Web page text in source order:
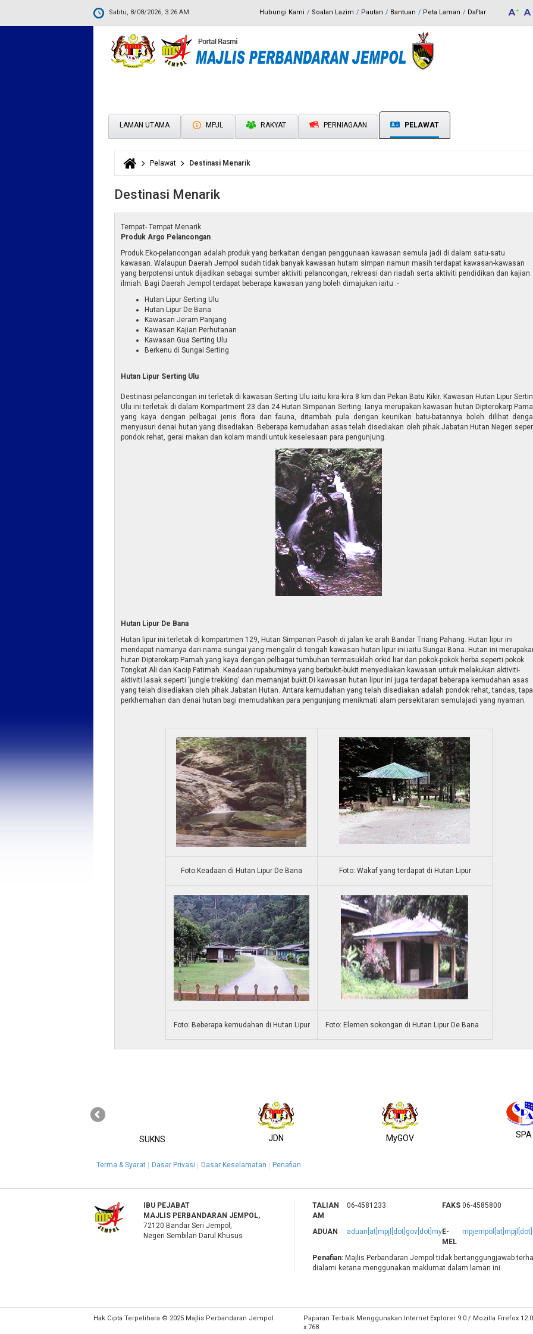
Sabtu, 8/08/2026, 3:26 AM Hubungi Kami Soalan Lazim Pautan Bantuan Peta Laman Daftar
LAMAN UTAMA MPJL RAKYAT PERNIAGAAN PELAWAT
Anda di sini
Pelawat Destinasi Menarik
Destinasi Menarik
Tempat- Tempat Menarik
Produk Argo Pelancongan
Produk Eko-pelancongan adalah produk yang berkaitan dengan penggunaan kawasan semula jadi di dalam satu-satu
kawasan. Walaupun Daerah Jempol sudah tidak banyak kawasan hutam simpan namun masih terdapat kawasan-kawasan
yang berpotensi untuk dijadikan sebagai sumber aktiviti pelancongan, rekreasi dan riadah serta aktiviti pendidikan dan kajian
ilmiah. Bagi Daerah Jempol terdapat beberapa kawasan yang boleh dimajukan iaitu :-
Hutan Lipur Serting Ulu
Hutan Lipur De Bana
Kawasan Jeram Panjang
Kawasan Kajian Perhutanan
Kawasan Gua Serting Ulu
Berkenu di Sungai Serting
Hutan Lipur Serting Ulu
Destinasi pelancongan ini terletak di kawasan Serting Ulu iaitu kira-kira 8 km dan Pekan Batu Kikir. Kawasan Hutan Lipur
Ulu ini terletak di dalam Kompartment 23 dan 24 Hutan Simpanan Serting. Ianya merupakan kawasan hutan Dipterokarp
yang kaya dengan pelbagai jenis flora dan fauna, ditambah pula dengan keunikan batu-batannya boleh dilihat
menyusuri denai hutan yang disediakan. Beberapa kemudahan asas telah disediakan oleh pihak Jabatan Hutan Negeri
pondok rehat, gerai makan dan kolam mandi untuk keselesaan para pengunjung.
Hutan Lipur De Bana
Hutan lipur ini terletak di kompartmen 129, Hutan Simpanan Pasoh di jalan ke arah Bandar Triang Pahang. Hutan lipur ini
mendapat namanya dari nama sungai yang mengalir di tengah kawasan hutan lipur ini iaitu Sungai Bana. Hutan ini
hutan Dipterokarp Pamah yang kaya dengan pelbagai tumbuhan termasuklah orkid liar dan pokok-pokok herba seperti pokok
Tongkat Ali dan Kacip Fatimah. Keadaan rupabuminya yang berbukit-bukit menyediakan kawasan untuk melakukan aktiviti-
aktiviti lasak seperti ‘jungle trekking' dan memanjat bukit.Di kawasan hutan lipur ini juga terdapat beberapa kemudahan asas
yang telah disediakan oleh pihak Jabatan Hutan. Antara kemudahan yang telah disediakan adalah pondok rehat, tandas,
perkhemahan dan denai hutan bagi memudahkan para pengunjung menikmati alam persekitaran semulajadi yang nyaman.
Foto:Keadaan di Hutan Lipur De Bana Foto: Wakaf yang terdapat di Hutan Lipur
Foto: Beberapa kemudahan di Hutan Lipur Foto: Elemen sokongan di Hutan Lipur De Bana
SUKNS JDN MyGOV SPA
Terma & Syarat Dasar Privasi Dasar Keselamatan Penafian
IBU PEJABAT
MAJLIS PERBANDARAN JEMPOL,
72120 Bandar Seri Jempol,
Negeri Sembilan Darul Khusus
TALIAN
AM
06-4581233 FAKS 06-4585800
ADUAN aduan[at]mpjl[dot]gov[dot]myE-
MEL
Penafian: Majlis Perbandaran Jempol tidak bertanggungjawab
dialami kerana menggunakan maklumat dalam laman ini.
Hak Cipta Terpelihara © 2025 Majlis Perbandaran Jempol
Paparan Terbaik Menggunakan Internet Explorer 9.0 / Mozilla Firefox
x 768